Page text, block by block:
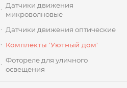
Датчики движения
микроволновые
Датчики движения оптические
Комплекты 'Уютный дом'
Фотореле для уличного
освещения